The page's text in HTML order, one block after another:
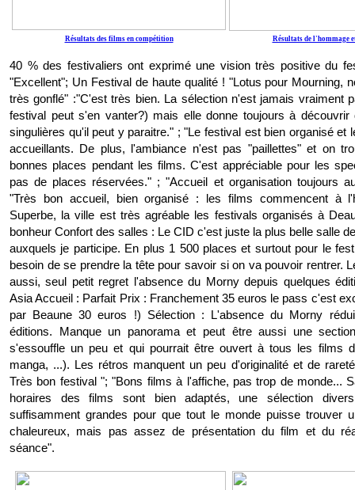
Résultats des films en compétition Résultats de l'hommage
40 % des festivaliers ont exprimé une vision très positive du
"Excellent"; Un Festival de haute qualité ! "Lotus pour Mourning,
très gonflé" :"C'est très bien. La sélection n'est jamais vraiment
festival peut s'en vanter?) mais elle donne toujours à
singulières qu'il peut y paraitre." ; "Le festival est bien organisé et
accueillants. De plus, l'ambiance n'est pas "paillettes" et on
bonnes places pendant les films. C'est appréciable pour les
pas de places réservées." ; "Accueil et organisation toujours
"Très bon accueil, bien organisé : les films commencent à
Superbe, la ville est très agréable les festivals organisés à
bonheur Confort des salles : Le CID c'est juste la plus belle salle
auxquels je participe. En plus 1 500 places et surtout pour le
besoin de se prendre la tête pour savoir si on va pouvoir rentrer.
aussi, seul petit regret l'absence du Morny depuis quelques
Asia Accueil : Parfait Prix : Franchement 35 euros le pass c'est
par Beaune 30 euros !) Sélection : L'absence du Morny
éditions. Manque un panorama et peut être aussi une
s'essouffle un peu et qui pourrait être ouvert à tous les films
manga, ...). Les rétros manquent un peu d'originalité et de
Très bon festival "; "Bons films à l'affiche, pas trop de monde...
horaires des films sont bien adaptés, une sélection
suffisamment grandes pour que tout le monde puisse trouver
chaleureux, mais pas assez de présentation du film et du
séance".